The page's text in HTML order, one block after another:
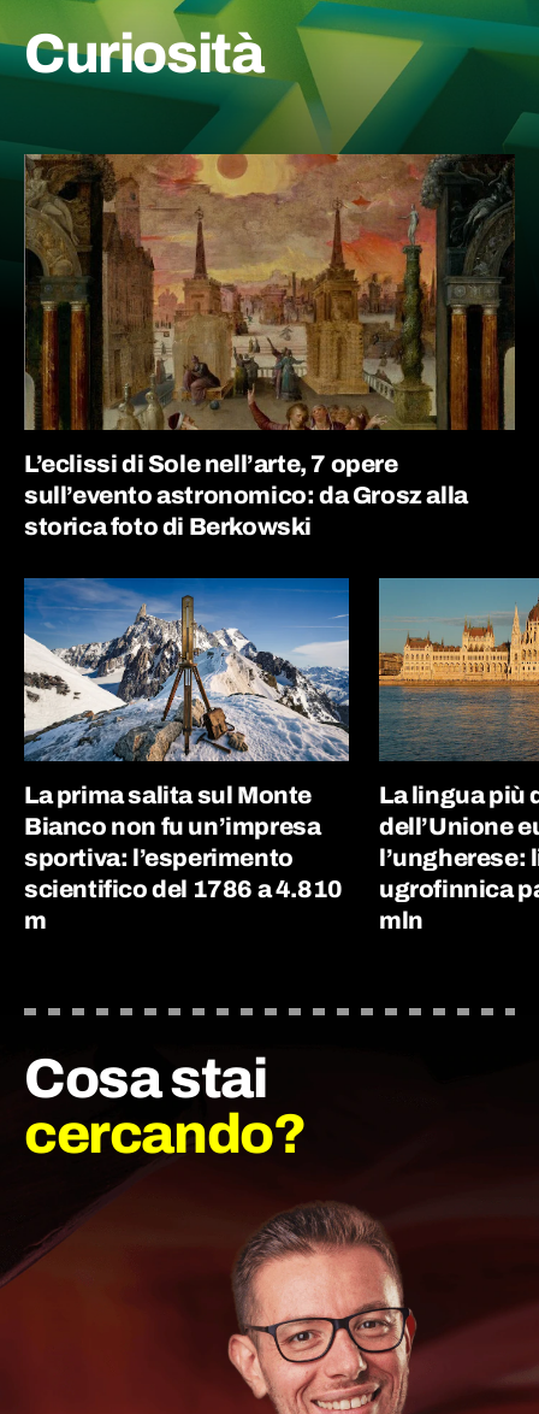
Curiosità
L’eclissi di Sole nell’arte, 7 opere
sull’evento astronomico: da Grosz alla
storica foto di Berkowski
La prima salita sul Monte
Bianco non fu un’impresa
sportiva: l’esperimento
scientifico del 1786 a 4.810
m
La lingua più
dell’Unione
l’ungherese:
ugrofinnica
mln
Cosa stai
cercando?